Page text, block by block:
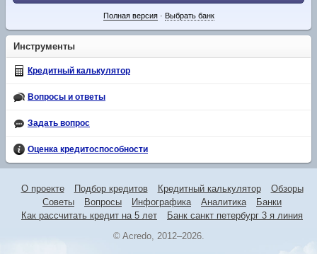
Полная версия· Выбрать банк
Инструменты
Кредитный калькулятор
Вопросы и ответы
Задать вопрос
Оценка кредитоспособности
О проекте Подбор кредитов Кредитный калькулятор
Обзоры
Советы
Вопросы Инфографика Аналитика
Банки
Как рассчитать кредит на 5 лет
Банк санкт петербург 3 я линия
© Acredo, 2012–2026.